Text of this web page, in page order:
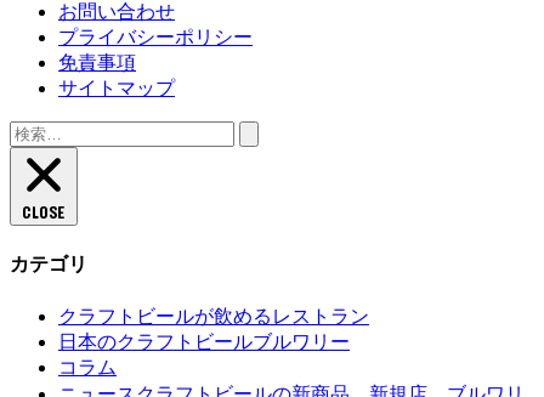
お問い合わせ
プライバシーポリシー
免責事項
サイトマップ
CLOSE
カテゴリ
クラフトビールが飲めるレストラン
日本のクラフトビールブルワリー
コラム
クラフトビールの新商品、新規店、ブルワリ